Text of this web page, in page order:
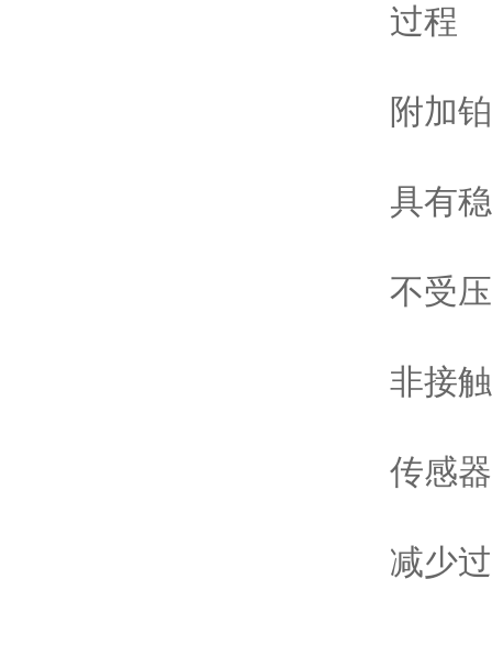
过程
附加
具有稳
不受
非接
传感
减少过